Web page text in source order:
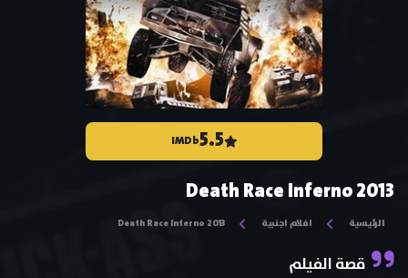
5.5
IMDb
Death Race Inferno 2013
الرئيسية افلام اجنبية Death Race Inferno 2013
قصة الفيلم